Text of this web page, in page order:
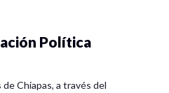
Política
Chiapas, a través del